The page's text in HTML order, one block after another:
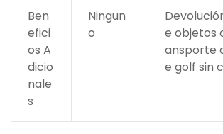
Ben
efici
os A
dicio
nale
s
Ningun
o
e objetos
ansporte
e golf sin